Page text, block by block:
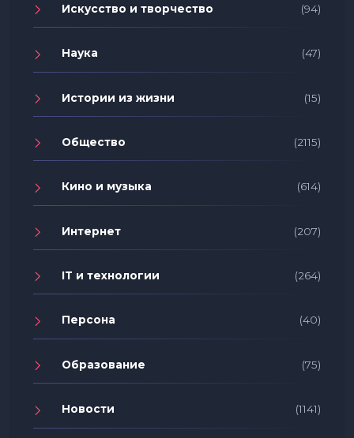
Искусство и творчество (94)
Наука (47)
Истории из жизни (15)
Общество (2115)
Кино и музыка (614)
Интернет (207)
IT и технологии (264)
Персона (40)
Образование (75)
Новости (1141)